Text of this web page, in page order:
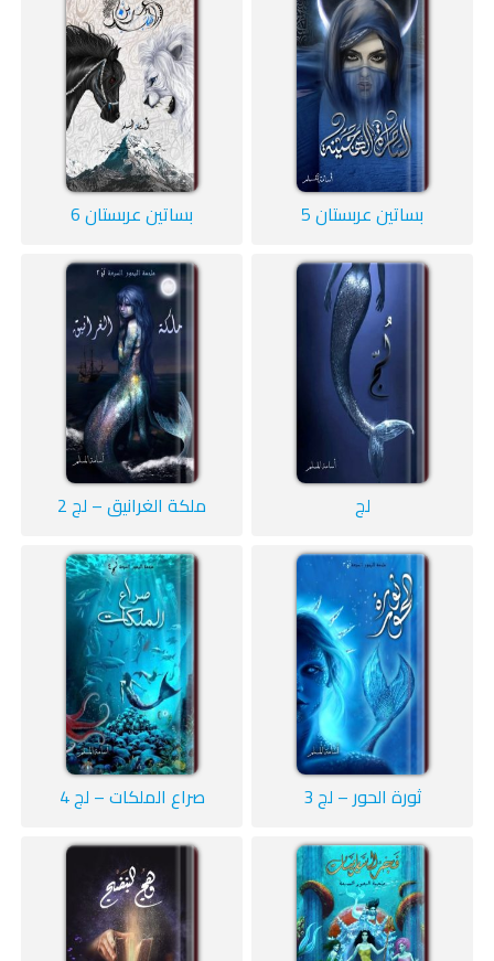
بساتين عربستان 5 بساتين عربستان 6
لج ملكة الغرانيق – لج 2
ثورة الحور – لج 3 صراع الملكات – لج 4